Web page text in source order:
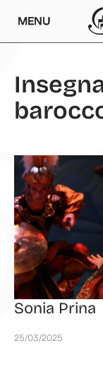
MENU
Sonia Prina
25/03/2025